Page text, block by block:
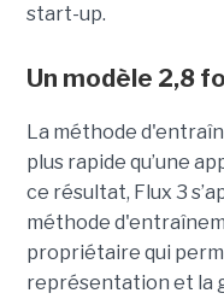
start-up.
Un modèle 2,8
La méthode
plus rapide qu’une
ce résultat, Flux 3
méthode
propriétaire qui
représentation et la